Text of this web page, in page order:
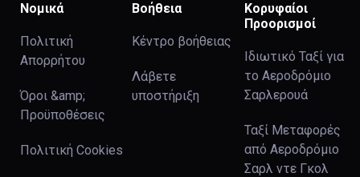
Νομικά
Πολιτική
Απορρήτου
Όροι &amp;
Προϋποθέσεις
Πολιτική Cookies
Βοήθεια
Κέντρο βοήθειας
Λάβετε
υποστήριξη
Κορυφαίοι
Προορισμοί
Ιδιωτικό Ταξί για
το Αεροδρόμιο
Σαρλερουά
Ταξί Μεταφορές
από Αεροδρόμιο
Σαρλ ντε Γκολ